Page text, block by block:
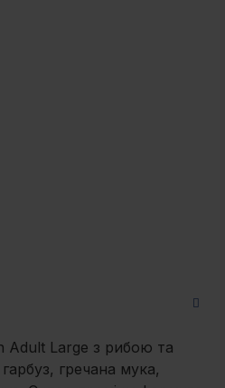
Adult Large з рибою та
гречана мука,